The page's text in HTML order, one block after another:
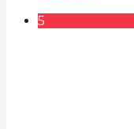
5